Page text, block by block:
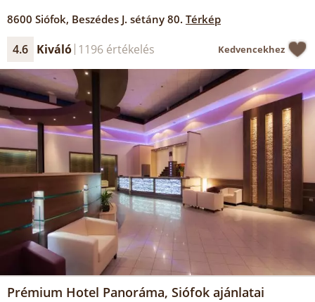
8600 Siófok, Beszédes J. sétány 80. Térkép
4.6 Kiváló 1196 értékelés Kedvencekhez
Prémium Hotel Panoráma, Siófok ajánlatai